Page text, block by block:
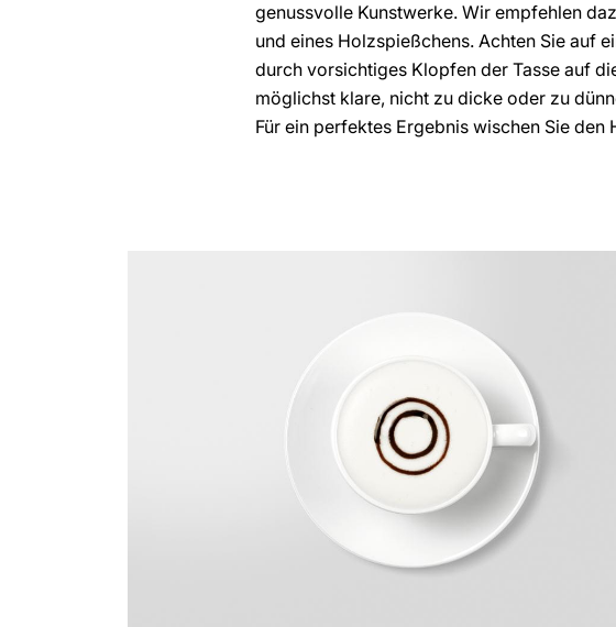
genussvolle Kunstwerke. Wir empfehlen
und eines Holzspießchens. Achten Sie auf
durch vorsichtiges Klopfen der Tasse auf
möglichst klare, nicht zu dicke oder zu
Für ein perfektes Ergebnis wischen Sie